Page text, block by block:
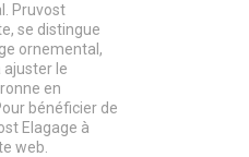
Pruvost
se distingue
ornemental,
ajuster le
en
bénéficier de
Elagage à
web.